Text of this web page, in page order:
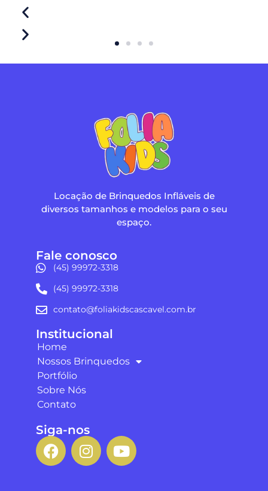
Locação de Brinquedos Infláveis de
diversos tamanhos e modelos para o seu
espaço.
Fale conosco
(45) 99972-3318
(45) 99972-3318
contato@foliakidscascavel.com.br
Institucional
Home
Nossos Brinquedos
Portfólio
Sobre Nós
Contato
Siga-nos